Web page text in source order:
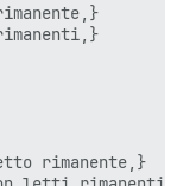
rimanente,}